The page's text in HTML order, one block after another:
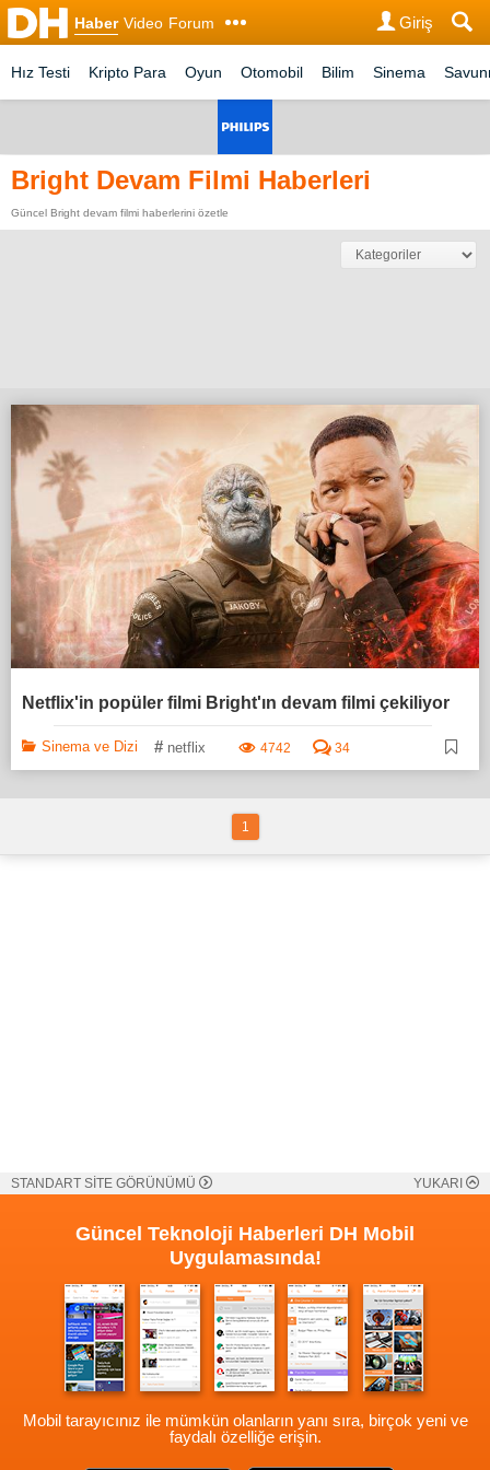
Haber Video Forum Giriş
Hız Testi Kripto Para Oyun Otomobil Bilim Sinema
Bright Devam Filmi Haberleri
Güncel Bright devam filmi haberlerini özetle
Netflix'in popüler filmi Bright'ın devam filmi çekiliyor
Sinema ve Dizi # netflix 4742 34
1
STANDART SİTE GÖRÜNÜMÜ YUKARI
Güncel Teknoloji Haberleri DH Mobil
Uygulamasında!
Mobil tarayıcınız ile mümkün olanların yanı sıra, birçok yeni ve
faydalı özelliğe erişin.